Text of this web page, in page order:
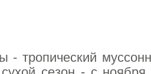
- тропический